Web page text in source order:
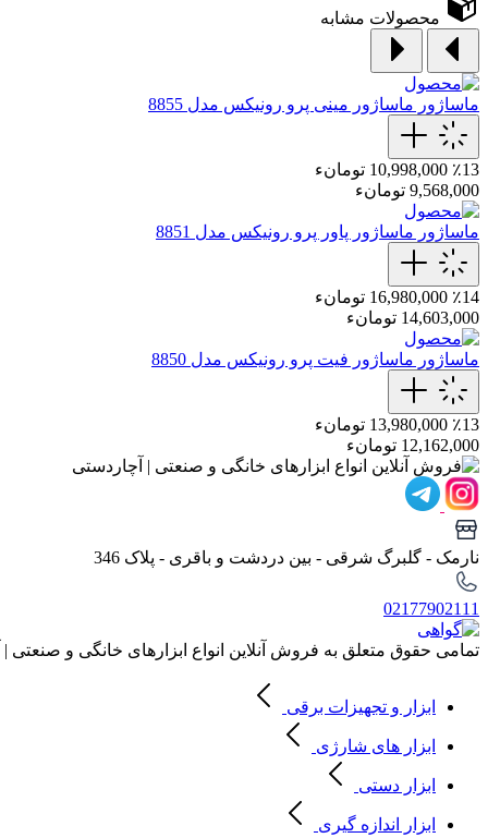
محصولات مشابه
ماساژور ماساژور مینی پرو رونیکس مدل 8855
٪13 10,998,000 تومانء
9,568,000 تومانء
ماساژور ماساژور پاور پرو رونیکس مدل 8851
٪14 16,980,000 تومانء
14,603,000 تومانء
ماساژور ماساژور فیت پرو رونیکس مدل 8850
٪13 13,980,000 تومانء
12,162,000 تومانء
نارمک - گلبرگ شرقی - بین دردشت و باقری - پلاک 346
02177902111
تمامی حقوق متعلق به فروش آنلاین انواع ابزارهای خانگی و
ابزار و تجهیزات برقی
ابزار های شارژی
ابزار دستی
ابزار اندازه گیری